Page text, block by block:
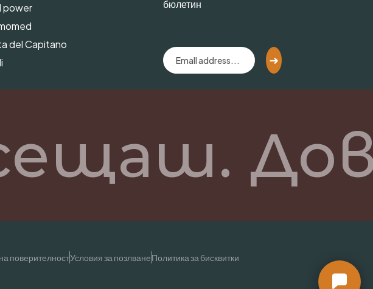
power
del Capitano
бюлетин
поверителностУсловия за позлванеПолитика за бисквитки